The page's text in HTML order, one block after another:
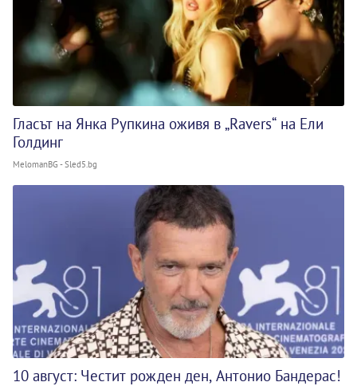
Гласът на Янка Рупкина оживя в „Ravers“ на Ели
Голдинг
MelomanBG - Sled5.bg
10 август: Честит рожден ден, Антонио Бандерас!